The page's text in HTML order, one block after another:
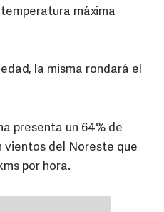
máxima
la misma rondará el
presenta un 64% de
vientos del Noreste que
por hora.